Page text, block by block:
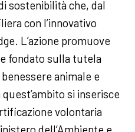
sostenibilità che, dal
con l’innovativo
L’azione promuove
fondato sulla tutela
animale e
si inserisce
volontaria
dell’Ambiente e